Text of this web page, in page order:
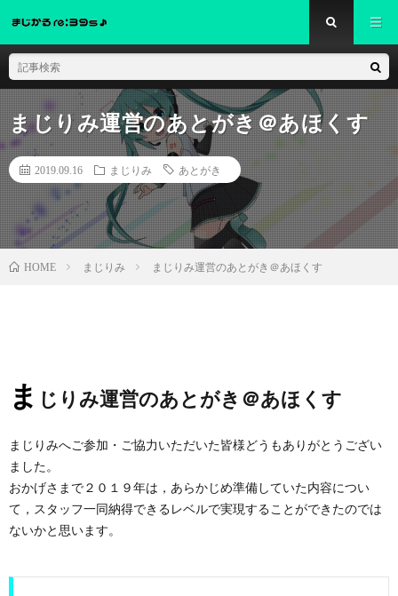
まじりみ運営のあとがき＠あほくす
2019.09.16 まじりみ あとがき
HOME まじりみ まじりみ運営のあとがき＠あほくす
ま じりみ運営のあとがき＠あほくす
まじりみへご参加・ご協力いただいた皆様どうもありがとうござい
ました。
おかげさまで２０１９年は，あらかじめ準備していた内容につい
て，スタッフ一同納得できるレベルで実現することができたのでは
ないかと思います。